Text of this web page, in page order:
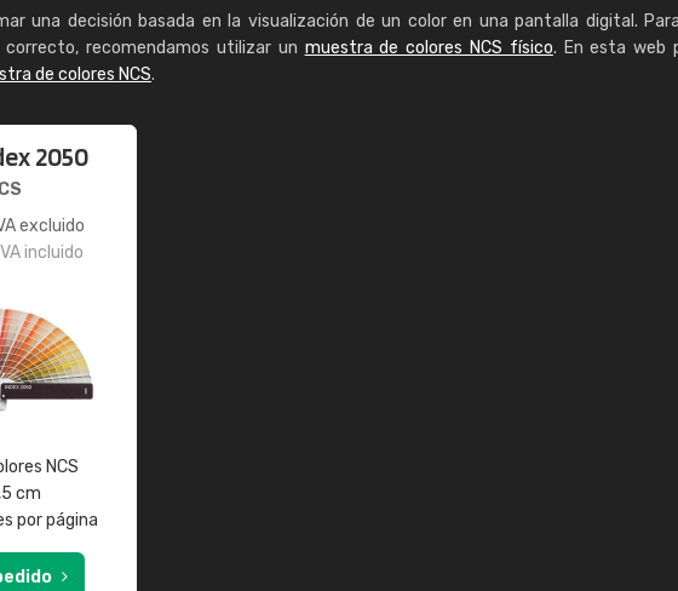
una decisión basada en la visualización de un color en una pantalla digital.
correcto, recomendamos utilizar un muestra de colores NCS físico. En esta web
de colores NCS.
2050
excluido
IVA incluido
NCS
cm
por página